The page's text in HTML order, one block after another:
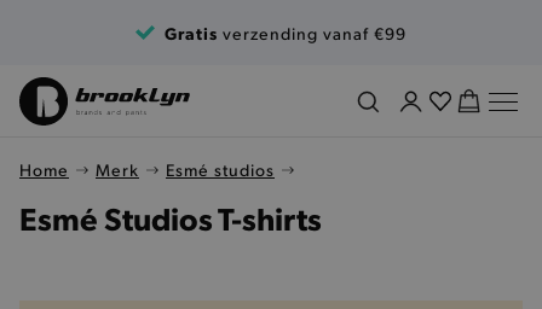
Gratis verzending vanaf €99
Home Merk Esmé studios
Esmé Studios T-shirts